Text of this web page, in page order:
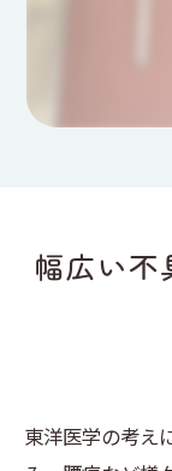
幅広い不
東洋医学の考え